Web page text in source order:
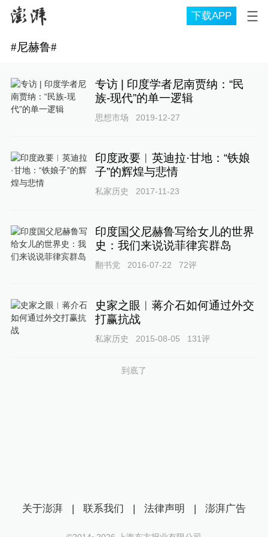
下载APP
#尼赫鲁#
专访 | 印度学者尼南贾纳：“民
族-现代”的单一逻辑
思想市场 2019-12-27
印度政要︱英迪拉·甘地：“铁娘
子”的辉煌与悲情
私家历史 2017-11-23
印度国父尼赫鲁写给女儿的世界
史：我们来说说菲律宾群岛
翻书党 2016-07-22 72评
史家之眼︱蒋介石如何通过外交
打赢抗战
私家历史 2015-08-05 131评
到底了
关于澎湃 | 联系我们 | 法律声明 | 澎湃广告